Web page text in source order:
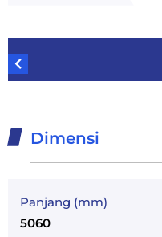
Dimensi
Panjang (mm)
5060